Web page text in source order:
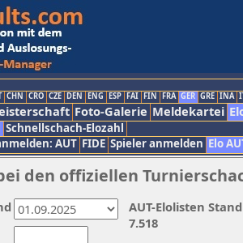
CHN CRO CZE DEN ENG ESP FAI FIN FRA GER GRE INA
Foto-Galerie Meldekartei
Schnellschach-Elozahl
AUT FIDE Spieler anmelden Elo
den offiziellen
AUT-Elolisten
7.518